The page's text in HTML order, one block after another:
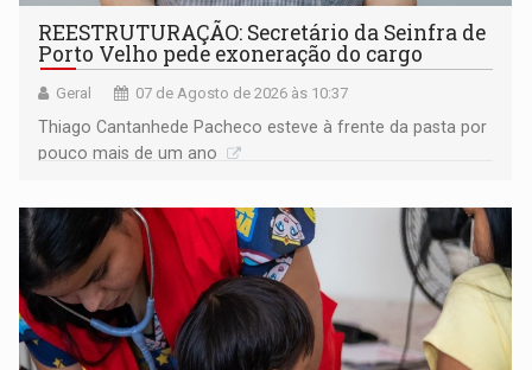
REESTRUTURAÇÃO: Secretário da Seinfra de
Porto Velho pede exoneração do cargo
Geral 07 de Agosto de 2026 às 10:37
Thiago Cantanhede Pacheco esteve à frente da pasta por
pouco mais de um ano